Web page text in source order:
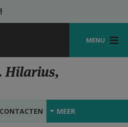
gaan
MENU
Hilarius,
CONTACTEN MEER